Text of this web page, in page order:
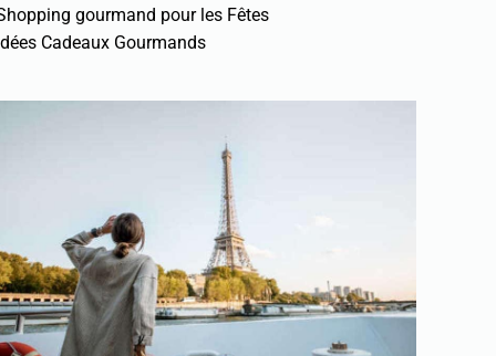
gourmand pour les Fêtes
Cadeaux Gourmands